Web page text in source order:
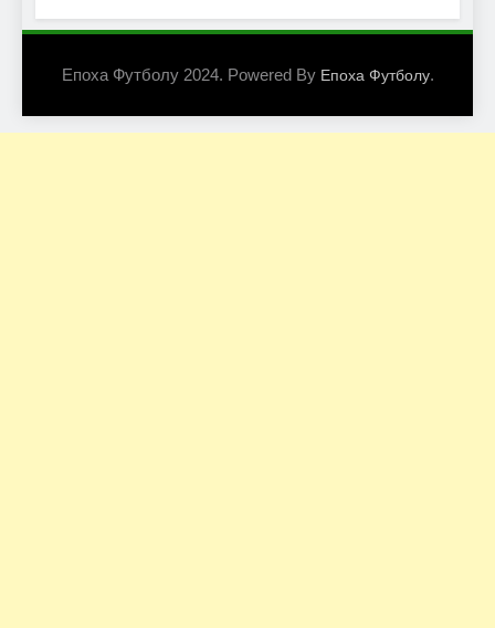
Епоха Футболу 2024. Powered By Епоха Футболу.